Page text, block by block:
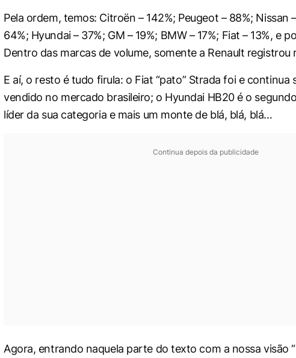
Pela ordem, temos: Citroën – 142%; Peugeot – 88%; Nissan
64%; Hyundai – 37%; GM – 19%; BMW – 17%; Fiat – 13%, e
Dentro das marcas de volume, somente a Renault registrou
E aí, o resto é tudo firula: o Fiat “pato” Strada foi e continua
vendido no mercado brasileiro; o Hyundai HB20 é o
líder da sua categoria e mais um monte de blá, blá, blá…
Continua depois da publicidade
Agora, entrando naquela parte do texto com a nossa visão